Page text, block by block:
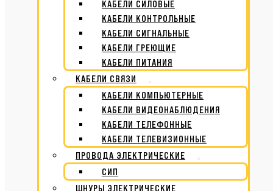
КАБЕЛИ СИЛОВЫЕ
КАБЕЛИ КОНТРОЛЬНЫЕ
КАБЕЛИ СИГНАЛЬНЫЕ
КАБЕЛИ ГРЕЮЩИЕ
КАБЕЛИ ПИТАНИЯ
КАБЕЛИ СВЯЗИ
КАБЕЛИ КОМПЬЮТЕРНЫЕ
КАБЕЛИ ВИДЕОНАБЛЮДЕНИЯ
КАБЕЛИ ТЕЛЕФОННЫЕ
КАБЕЛИ ТЕЛЕВИЗИОННЫЕ
ПРОВОДА ЭЛЕКТРИЧЕСКИЕ
СИП
ШНУРЫ ЭЛЕКТРИЧЕСКИЕ